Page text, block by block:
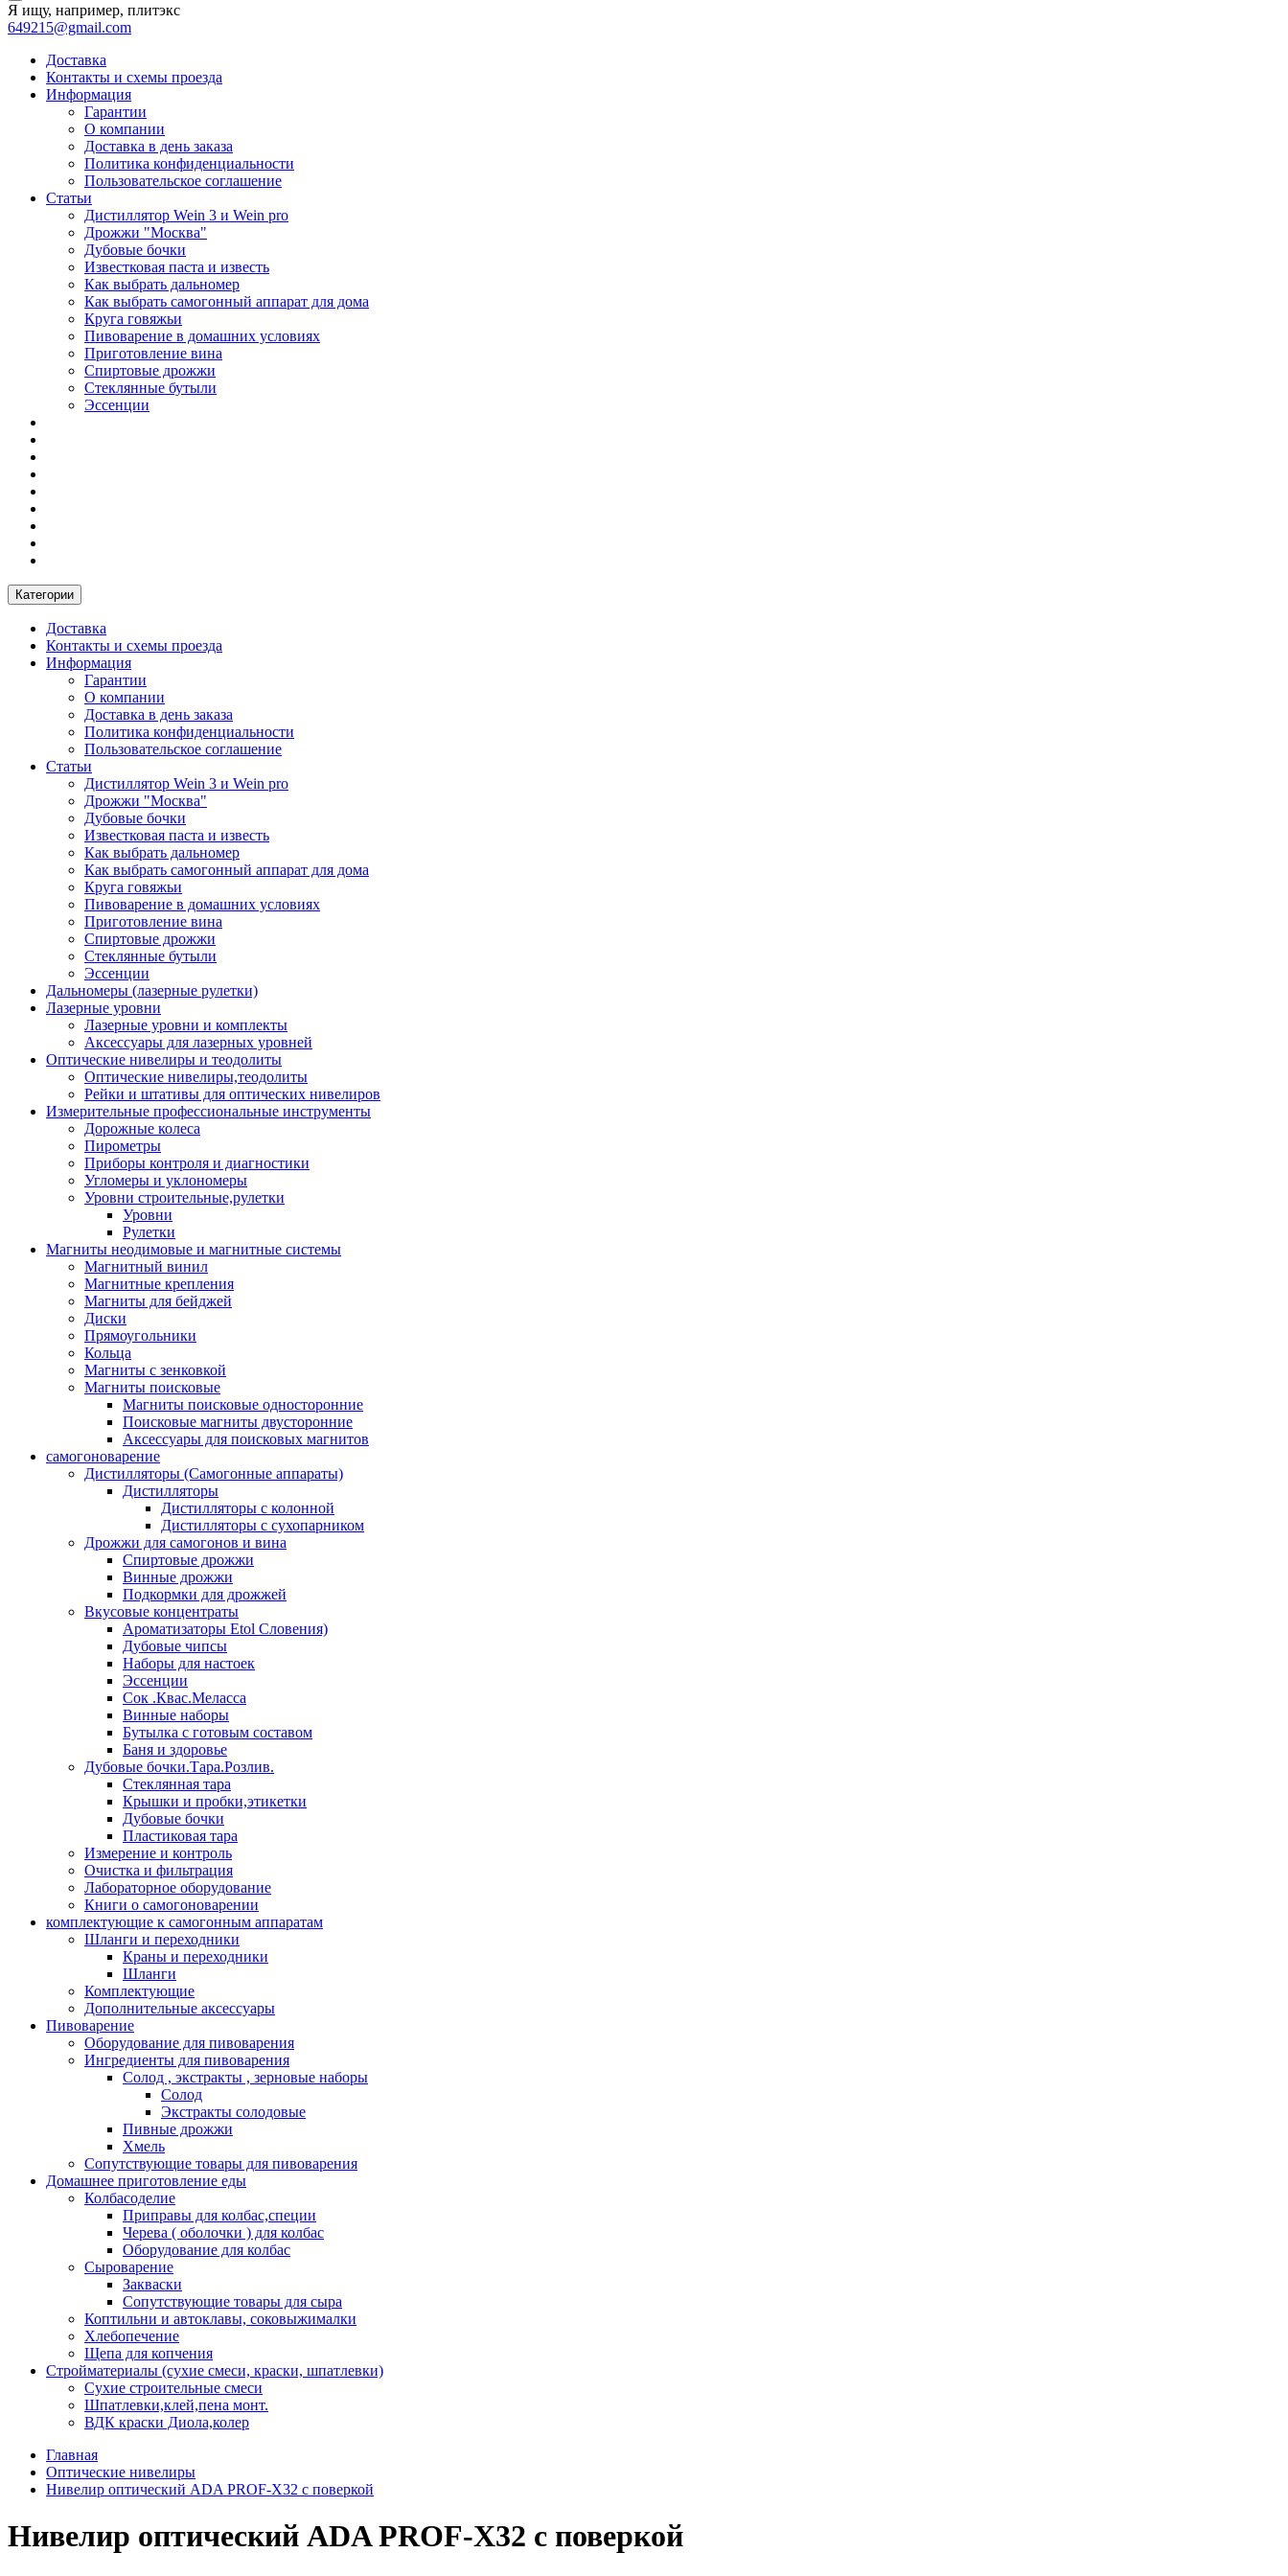
Я ищу, например, плитэкс
649215@gmail.com
Доставка
Контакты и схемы проезда
Информация
Гарантии
О компании
Доставка в день заказа
Политика конфиденциальности
Пользовательское соглашение
Статьи
Дистиллятор Wein 3 и Wein pro
Дрожжи "Москва"
Дубовые бочки
Известковая паста и известь
Как выбрать дальномер
Как выбрать самогонный аппарат для дома
Круга говяжьи
Пивоварение в домашних условиях
Приготовление вина
Спиртовые дрожжи
Стеклянные бутыли
Эссенции
Категории
Доставка
Контакты и схемы проезда
Информация
Гарантии
О компании
Доставка в день заказа
Политика конфиденциальности
Пользовательское соглашение
Статьи
Дистиллятор Wein 3 и Wein pro
Дрожжи "Москва"
Дубовые бочки
Известковая паста и известь
Как выбрать дальномер
Как выбрать самогонный аппарат для дома
Круга говяжьи
Пивоварение в домашних условиях
Приготовление вина
Спиртовые дрожжи
Стеклянные бутыли
Эссенции
Дальномеры (лазерные рулетки)
Лазерные уровни
Лазерные уровни и комплекты
Аксессуары для лазерных уровней
Оптические нивелиры и теодолиты
Оптические нивелиры,теодолиты
Рейки и штативы для оптических нивелиров
Измерительные профессиональные инструменты
Дорожные колеса
Пирометры
Приборы контроля и диагностики
Угломеры и уклономеры
Уровни строительные,рулетки
Уровни
Рулетки
Магниты неодимовые и магнитные системы
Магнитный винил
Магнитные крепления
Магниты для бейджей
Диски
Прямоугольники
Кольца
Магниты с зенковкой
Магниты поисковые
Магниты поисковые односторонние
Поисковые магниты двусторонние
Аксессуары для поисковых магнитов
самогоноварение
Дистилляторы (Самогонные аппараты)
Дистилляторы
Дистилляторы с колонной
Дистилляторы с сухопарником
Дрожжи для самогонов и вина
Спиртовые дрожжи
Винные дрожжи
Подкормки для дрожжей
Вкусовые концентраты
Ароматизаторы Etol Словения)
Дубовые чипсы
Наборы для настоек
Эссенции
Сок .Квас.Меласса
Винные наборы
Бутылка с готовым составом
Баня и здоровье
Дубовые бочки.Тара.Розлив.
Стеклянная тара
Крышки и пробки,этикетки
Дубовые бочки
Пластиковая тара
Измерение и контроль
Очистка и фильтрация
Лабораторное оборудование
Книги о самогоноварении
комплектующие к самогонным аппаратам
Шланги и переходники
Краны и переходники
Шланги
Комплектующие
Дополнительные аксессуары
Пивоварение
Оборудование для пивоварения
Ингредиенты для пивоварения
Солод , экстракты , зерновые наборы
Солод
Экстракты солодовые
Пивные дрожжи
Хмель
Сопутствующие товары для пивоварения
Домашнее приготовление еды
Колбасоделие
Приправы для колбас,специи
Черева ( оболочки ) для колбас
Оборудование для колбас
Сыроварение
Закваски
Сопутствующие товары для сыра
Коптильни и автоклавы, соковыжималки
Хлебопечение
Щепа для копчения
Стройматериалы (сухие смеси, краски, шпатлевки)
Сухие строительные смеси
Шпатлевки,клей,пена монт.
ВДК краски Диола,колер
Главная
Оптические нивелиры
Нивелир оптический ADA PROF-X32 с поверкой
Нивелир оптический ADA PROF-X32 с поверкой